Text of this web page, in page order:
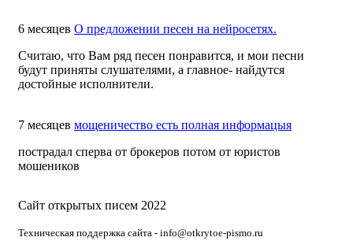
6 месяцев О предложении песен на нейросетях.
Считаю, что Вам ряд песен понравится, и мои песни
будут приняты слушателями, а главное- найдутся
достойные исполнители.
7 месяцев мощеничество есть полная информацыя
пострадал сперва от брокеров потом от юристов
мошеников
Сайт открытых писем 2022
Техническая поддержка сайта - info@otkrytoe-pismo.ru